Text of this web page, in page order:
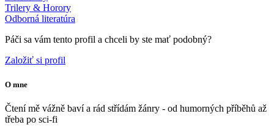
Trilery & Horory
Odborná literatúra
Páči sa vám tento profil a chceli by ste mať podobný?
Založiť si profil
O mne
Čtení mě vážně baví a rád střídám žánry - od humorných příběhů až
třeba po sci-fi